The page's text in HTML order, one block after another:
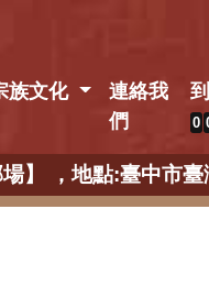
族文化
連絡我
們
0
點:臺中市臺灣劉